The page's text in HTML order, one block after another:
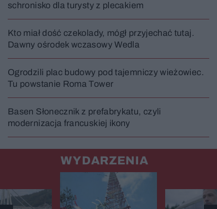
schronisko dla turysty z plecakiem
Kto miał dość czekolady, mógł przyjechać tutaj.
Dawny ośrodek wczasowy Wedla
Ogrodzili plac budowy pod tajemniczy wieżowiec.
Tu powstanie Roma Tower
Basen Słonecznik z prefabrykatu, czyli
modernizacja francuskiej ikony
WYDARZENIA